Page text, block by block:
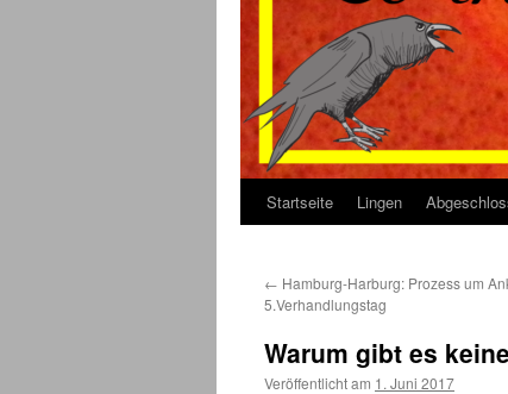
Startseite Lingen
← Hamburg-Harburg: Prozess um
5.Verhandlungstag
Warum gibt es
Veröffentlicht am 1. Juni 2017